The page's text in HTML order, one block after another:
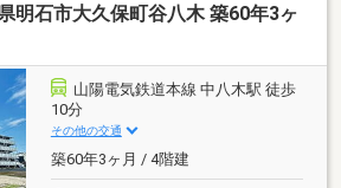
明石市大久保町谷八木 築60年3ヶ
山陽電気鉄道本線 中八木駅 徒歩
10分
その他の交通
築60年3ヶ月 / 4階建